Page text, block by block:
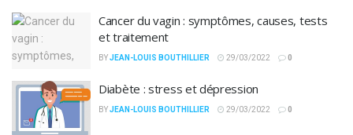
Cancer du vagin : symptômes, causes, tests
et traitement
BYJEAN-LOUIS BOUTHILLIER 29/03/2022 0
Diabète : stress et dépression
BYJEAN-LOUIS BOUTHILLIER 29/03/2022 0